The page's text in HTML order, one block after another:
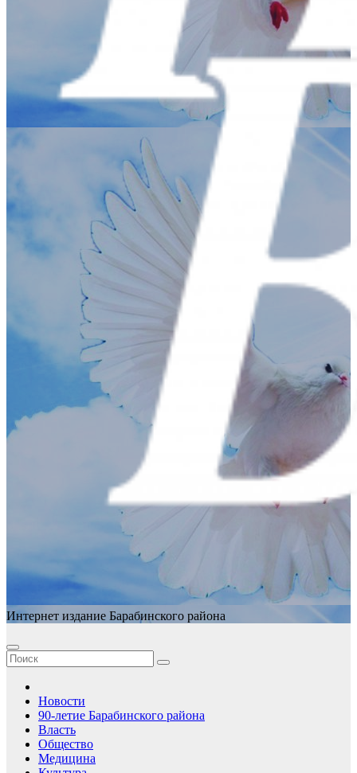
Интернет издание Барабинского района
Новости
90-летие Барабинского района
Власть
Общество
Медицина